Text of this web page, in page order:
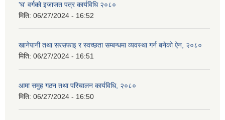
'घ' वर्गको इजाजत पत्र कार्यविधि २०८०
मिति: 06/27/2024 - 16:52
खानेपानी तथा सरसफाइ र स्वच्छता सम्बन्धमा व्यवस्था गर्न बनेको ऐन, २०८०
मिति: 06/27/2024 - 16:51
आमा समुह गठन तथा परिचालन कार्यविधि, २०८०
मिति: 06/27/2024 - 16:50